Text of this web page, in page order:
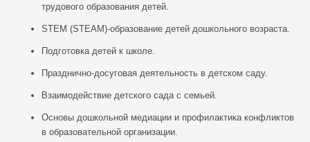
трудового образования детей.
STEM (STEAM)-образование детей дошкольного возраста.
Подготовка детей к школе.
Празднично-досуговая деятельность в детском саду.
Взаимодействие детского сада с семьей.
Основы дошкольной медиации и профилактика конфликтов
в образовательной организации.